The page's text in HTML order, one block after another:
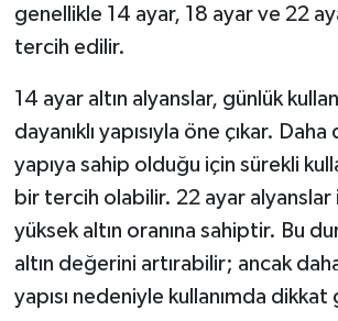
genellikle 14 ayar, 18 ayar ve 22
tercih edilir.
14 ayar altın alyanslar, günlük
dayanıklı yapısıyla öne çıkar.
yapıya sahip olduğu için sürekli
bir tercih olabilir. 22 ayar alyanslar
yüksek altın oranına sahiptir. Bu
altın değerini artırabilir; ancak
yapısı nedeniyle kullanımda